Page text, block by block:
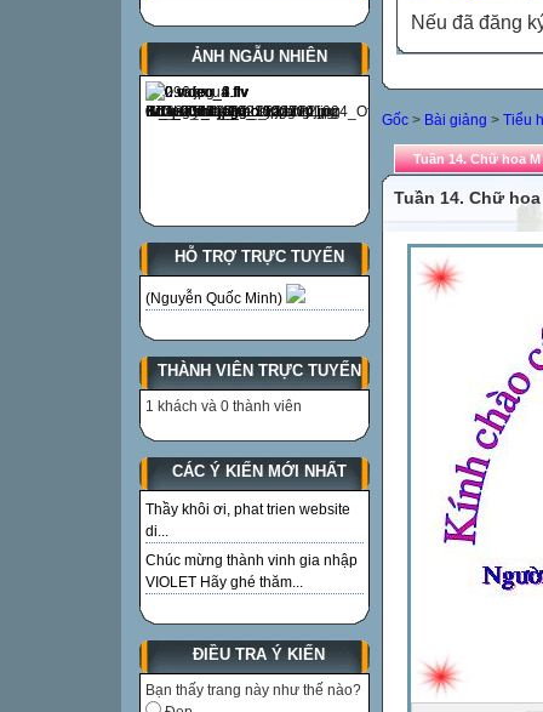
ẢNH NGẪU NHIÊN
HỖ TRỢ TRỰC TUYẾN
(Nguyễn Quốc Minh)
THÀNH VIÊN TRỰC TUYẾN
1 khách và 0 thành viên
CÁC Ý KIẾN MỚI NHẤT
Thầy khôi ơi, phat trien website
di...
Chúc mừng thành vinh gia nhập
VIOLET Hãy ghé thăm...
ĐIỀU TRA Ý KIẾN
Bạn thấy trang này như thế nào?
Nếu đã đăng
Gốc > Bài giảng > Tiểu
Tuần 14. Chữ hoa M
Tuần 14. Chữ hoa